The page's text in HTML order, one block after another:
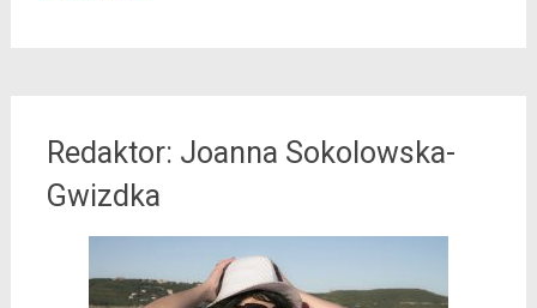
Redaktor: Joanna Sokolowska-
Gwizdka